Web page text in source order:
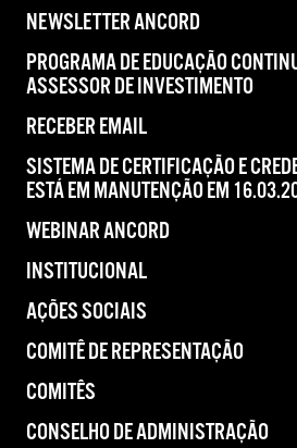
NEWSLETTER ANCORD
PROGRAMA DE EDUCAÇÃO
ASSESSOR DE INVESTIMENTO
RECEBER EMAIL
SISTEMA DE CERTIFICAÇÃO E
ESTÁ EM MANUTENÇÃO EM
WEBINAR ANCORD
INSTITUCIONAL
AÇÕES SOCIAIS
COMITÊ DE REPRESENTAÇÃO
COMITÊS
CONSELHO DE ADMINISTRAÇÃO